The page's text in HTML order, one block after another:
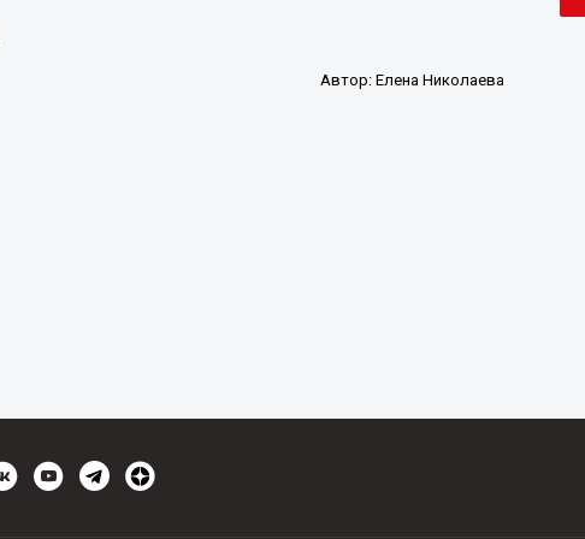
Автор: Елена Николаева